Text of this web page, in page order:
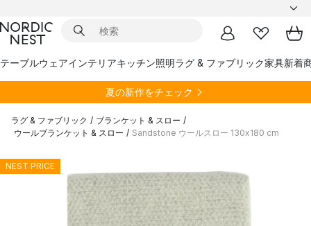
テーブルウェアインテリアキッチン照明ラグ & ファブリック家具新着
夏の新作をチェック
ラグ & ファブリック / ブランケット & スロー /
ウールブランケット & スロー / Sandstone ウールスロー 130x180 cm
NEST PRICE